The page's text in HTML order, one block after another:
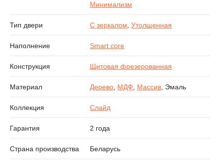
Минимализм
Тип двери С зеркалом,Утолщенная
Наполнение Smart core
Конструкция Щитовая фрезерованная
Материал Дерево, МДФ, Массив, Эмаль
Коллекция Слайд
Гарантия 2 года
Страна производства Беларусь